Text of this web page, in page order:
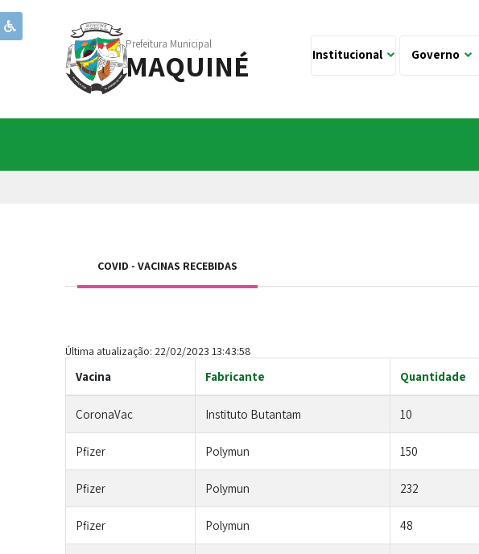
Prefeitura Municipal
MAQUINÉ Institucional Governo
COVID - VACINAS RECEBIDAS
Última atualização: 22/02/2023 13:43:58
Vacina Fabricante Quantidade
CoronaVac Instituto Butantam 10
Pfizer Polymun 150
Pfizer Polymun 232
Pfizer Polymun 48